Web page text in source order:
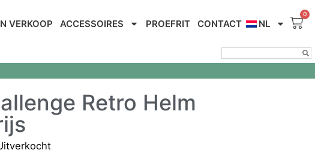
VERKOOP ACCESSOIRES PROEFRIT CONTACT NL
Retro Helm